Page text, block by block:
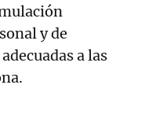
y de
a las